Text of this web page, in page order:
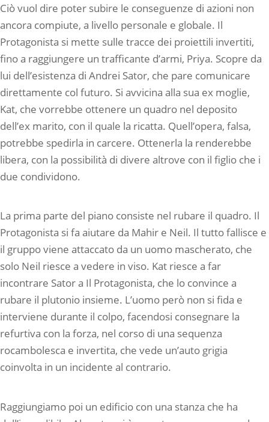
Ciò vuol dire poter subire le conseguenze di azioni non
ancora compiute, a livello personale e globale. Il
Protagonista si mette sulle tracce dei proiettili invertiti,
fino a raggiungere un trafficante d’armi, Priya. Scopre da
lui dell’esistenza di Andrei Sator, che pare comunicare
direttamente col futuro. Si avvicina alla sua ex moglie,
Kat, che vorrebbe ottenere un quadro nel deposito
dell’ex marito, con il quale la ricatta. Quell’opera, falsa,
potrebbe spedirla in carcere. Ottenerla la renderebbe
libera, con la possibilità di divere altrove con il figlio che i
due condividono.
La prima parte del piano consiste nel rubare il quadro. Il
Protagonista si fa aiutare da Mahir e Neil. Il tutto fallisce e
il gruppo viene attaccato da un uomo mascherato, che
solo Neil riesce a vedere in viso. Kat riesce a far
incontrare Sator a Il Protagonista, che lo convince a
rubare il plutonio insieme. L’uomo però non si fida e
interviene durante il colpo, facendosi consegnare la
refurtiva con la forza, nel corso di una sequenza
rocambolesca e invertita, che vede un’auto grigia
coinvolta in un incidente al contrario.
Raggiungiamo poi un edificio con una stanza che ha